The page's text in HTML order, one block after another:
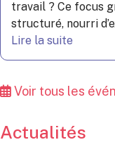
travail ? Ce focus
structuré, nourri
Lire la suite
Voir tous les
Actualités